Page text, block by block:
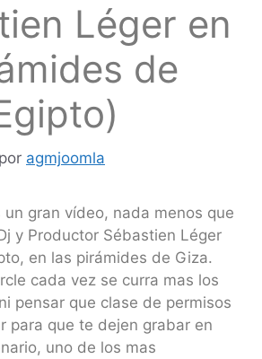
Léger en
de
por agmjoomla
un gran vídeo, nada menos que
y Productor Sébastien Léger
en las pirámides de Giza.
cada vez se curra mas los
pensar que clase de permisos
para que te dejen grabar en
uno de los mas